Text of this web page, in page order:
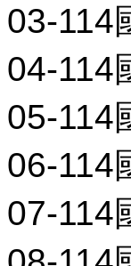
03-114
04-114
05-114
06-114
07-114